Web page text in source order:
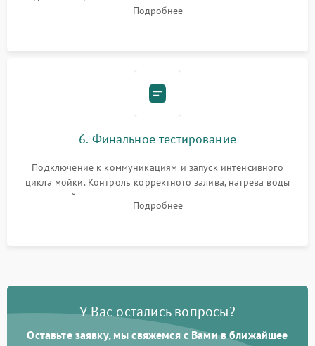
сборка корпуса и установка датчика поплавка.
Подробнее
6. Финальное тестирование
Подключение к коммуникациям и запуск интенсивного
цикла мойки. Контроль корректного залива, нагрева воды
до нужной температуры, отсутствия посторонних шумов,
штатного слива и абсолютной сухости в поддоне.
Подробнее
У Вас остались вопросы?
Оставьте заявку, мы свяжемся с Вами в ближайшее